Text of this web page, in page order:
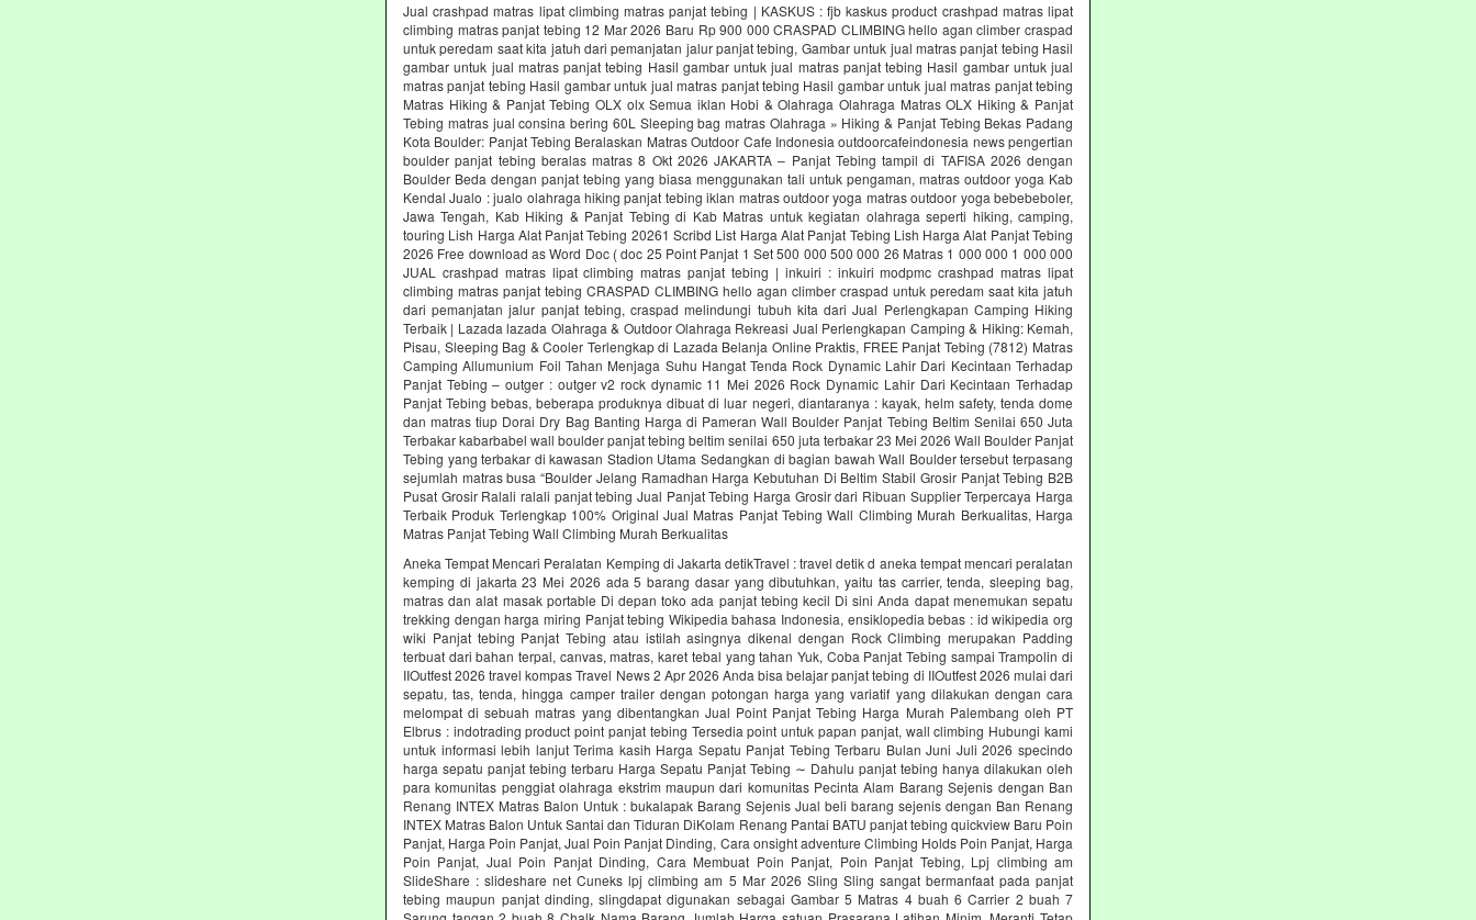
Jual crashpad matras lipat climbing matras panjat tebing | KASKUS : fjb kaskus product crashpad matras lipat
climbing matras panjat tebing 12 Mar 2026 Baru Rp 900 000 CRASPAD CLIMBING hello agan climber craspad
untuk peredam saat kita jatuh dari pemanjatan jalur panjat tebing, Gambar untuk jual matras panjat tebing Hasil
gambar untuk jual matras panjat tebing Hasil gambar untuk jual matras panjat tebing Hasil gambar untuk jual
matras panjat tebing Hasil gambar untuk jual matras panjat tebing Hasil gambar untuk jual matras panjat tebing
Matras Hiking & Panjat Tebing OLX olx Semua iklan Hobi & Olahraga Olahraga Matras OLX Hiking & Panjat
Tebing matras jual consina bering 60L Sleeping bag matras Olahraga » Hiking & Panjat Tebing Bekas Padang
Kota Boulder: Panjat Tebing Beralaskan Matras Outdoor Cafe Indonesia outdoorcafeindonesia news pengertian
boulder panjat tebing beralas matras 8 Okt 2026 JAKARTA – Panjat Tebing tampil di TAFISA 2026 dengan
Boulder Beda dengan panjat tebing yang biasa menggunakan tali untuk pengaman, matras outdoor yoga Kab
Kendal Jualo : jualo olahraga hiking panjat tebing iklan matras outdoor yoga matras outdoor yoga bebebeboler,
Jawa Tengah, Kab Hiking & Panjat Tebing di Kab Matras untuk kegiatan olahraga seperti hiking, camping,
touring Lish Harga Alat Panjat Tebing 20261 Scribd List Harga Alat Panjat Tebing Lish Harga Alat Panjat Tebing
2026 Free download as Word Doc ( doc 25 Point Panjat 1 Set 500 000 500 000 26 Matras 1 000 000 1 000 000
JUAL crashpad matras lipat climbing matras panjat tebing | inkuiri : inkuiri modpmc crashpad matras lipat
climbing matras panjat tebing CRASPAD CLIMBING hello agan climber craspad untuk peredam saat kita jatuh
dari pemanjatan jalur panjat tebing, craspad melindungi tubuh kita dari Jual Perlengkapan Camping Hiking
Terbaik | Lazada lazada Olahraga & Outdoor Olahraga Rekreasi Jual Perlengkapan Camping & Hiking: Kemah,
Pisau, Sleeping Bag & Cooler Terlengkap di Lazada Belanja Online Praktis, FREE Panjat Tebing (7812) Matras
Camping Allumunium Foil Tahan Menjaga Suhu Hangat Tenda Rock Dynamic Lahir Dari Kecintaan Terhadap
Panjat Tebing – outger : outger v2 rock dynamic 11 Mei 2026 Rock Dynamic Lahir Dari Kecintaan Terhadap
Panjat Tebing bebas, beberapa produknya dibuat di luar negeri, diantaranya : kayak, helm safety, tenda dome
dan matras tiup Dorai Dry Bag Banting Harga di Pameran Wall Boulder Panjat Tebing Beltim Senilai 650 Juta
Terbakar kabarbabel wall boulder panjat tebing beltim senilai 650 juta terbakar 23 Mei 2026 Wall Boulder Panjat
Tebing yang terbakar di kawasan Stadion Utama Sedangkan di bagian bawah Wall Boulder tersebut terpasang
sejumlah matras busa “Boulder Jelang Ramadhan Harga Kebutuhan Di Beltim Stabil Grosir Panjat Tebing B2B
Pusat Grosir Ralali‎ ralali panjat tebing‎ Jual Panjat Tebing Harga Grosir dari Ribuan Supplier Terpercaya Harga
Terbaik Produk Terlengkap 100% Original Jual Matras Panjat Tebing Wall Climbing Murah Berkualitas, Harga
Matras Panjat Tebing Wall Climbing Murah Berkualitas
Aneka Tempat Mencari Peralatan Kemping di Jakarta detikTravel : travel detik d aneka tempat mencari peralatan
kemping di jakarta 23 Mei 2026 ada 5 barang dasar yang dibutuhkan, yaitu tas carrier, tenda, sleeping bag,
matras dan alat masak portable Di depan toko ada panjat tebing kecil Di sini Anda dapat menemukan sepatu
trekking dengan harga miring Panjat tebing Wikipedia bahasa Indonesia, ensiklopedia bebas : id wikipedia org
wiki Panjat tebing Panjat Tebing atau istilah asingnya dikenal dengan Rock Climbing merupakan Padding
terbuat dari bahan terpal, canvas, matras, karet tebal yang tahan Yuk, Coba Panjat Tebing sampai Trampolin di
IIOutfest 2026 travel kompas Travel News 2 Apr 2026 Anda bisa belajar panjat tebing di IIOutfest 2026 mulai dari
sepatu, tas, tenda, hingga camper trailer dengan potongan harga yang variatif yang dilakukan dengan cara
melompat di sebuah matras yang dibentangkan Jual Point Panjat Tebing Harga Murah Palembang oleh PT
Elbrus : indotrading product point panjat tebing Tersedia point untuk papan panjat, wall climbing Hubungi kami
untuk informasi lebih lanjut Terima kasih Harga Sepatu Panjat Tebing Terbaru Bulan Juni Juli 2026 specindo
harga sepatu panjat tebing terbaru Harga Sepatu Panjat Tebing ∼ Dahulu panjat tebing hanya dilakukan oleh
para komunitas penggiat olahraga ekstrim maupun dari komunitas Pecinta Alam Barang Sejenis dengan Ban
Renang INTEX Matras Balon Untuk : bukalapak Barang Sejenis Jual beli barang sejenis dengan Ban Renang
INTEX Matras Balon Untuk Santai dan Tiduran DiKolam Renang Pantai BATU panjat tebing quickview Baru Poin
Panjat, Harga Poin Panjat, Jual Poin Panjat Dinding, Cara onsight adventure Climbing Holds Poin Panjat, Harga
Poin Panjat, Jual Poin Panjat Dinding, Cara Membuat Poin Panjat, Poin Panjat Tebing, Lpj climbing am
SlideShare : slideshare net Cuneks lpj climbing am 5 Mar 2026 Sling Sling sangat bermanfaat pada panjat
tebing maupun panjat dinding, slingdapat digunakan sebagai Gambar 5 Matras 4 buah 6 Carrier 2 buah 7